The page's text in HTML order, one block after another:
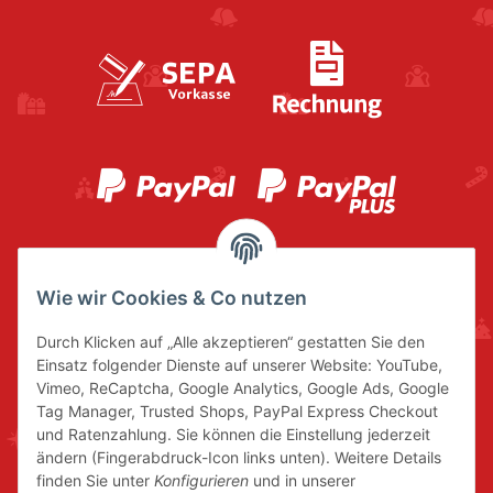
Wie wir Cookies & Co nutzen
Durch Klicken auf „Alle akzeptieren“ gestatten Sie den
Einsatz folgender Dienste auf unserer Website: YouTube,
Vimeo, ReCaptcha, Google Analytics, Google Ads, Google
Tag Manager, Trusted Shops, PayPal Express Checkout
und Ratenzahlung. Sie können die Einstellung jederzeit
ändern (Fingerabdruck-Icon links unten). Weitere Details
finden Sie unter Konfigurieren und in unserer